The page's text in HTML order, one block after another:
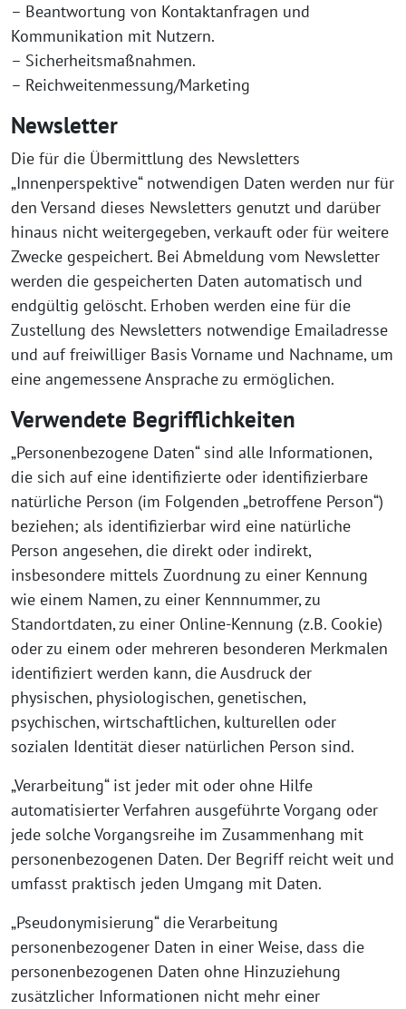
– Beantwortung von Kontaktanfragen und
Kommunikation mit Nutzern.
– Sicherheitsmaßnahmen.
– Reichweitenmessung/Marketing
Newsletter
Die für die Übermittlung des Newsletters
„Innenperspektive“ notwendigen Daten werden nur für
den Versand dieses Newsletters genutzt und darüber
hinaus nicht weitergegeben, verkauft oder für weitere
Zwecke gespeichert. Bei Abmeldung vom Newsletter
werden die gespeicherten Daten automatisch und
endgültig gelöscht. Erhoben werden eine für die
Zustellung des Newsletters notwendige Emailadresse
und auf freiwilliger Basis Vorname und Nachname, um
eine angemessene Ansprache zu ermöglichen.
Verwendete Begrifflichkeiten
„Personenbezogene Daten“ sind alle Informationen,
die sich auf eine identifizierte oder identifizierbare
natürliche Person (im Folgenden „betroffene Person“)
beziehen; als identifizierbar wird eine natürliche
Person angesehen, die direkt oder indirekt,
insbesondere mittels Zuordnung zu einer Kennung
wie einem Namen, zu einer Kennnummer, zu
Standortdaten, zu einer Online-Kennung (z.B. Cookie)
oder zu einem oder mehreren besonderen Merkmalen
identifiziert werden kann, die Ausdruck der
physischen, physiologischen, genetischen,
psychischen, wirtschaftlichen, kulturellen oder
sozialen Identität dieser natürlichen Person sind.
„Verarbeitung“ ist jeder mit oder ohne Hilfe
automatisierter Verfahren ausgeführte Vorgang oder
jede solche Vorgangsreihe im Zusammenhang mit
personenbezogenen Daten. Der Begriff reicht weit und
umfasst praktisch jeden Umgang mit Daten.
„Pseudonymisierung“ die Verarbeitung
personenbezogener Daten in einer Weise, dass die
personenbezogenen Daten ohne Hinzuziehung
zusätzlicher Informationen nicht mehr einer